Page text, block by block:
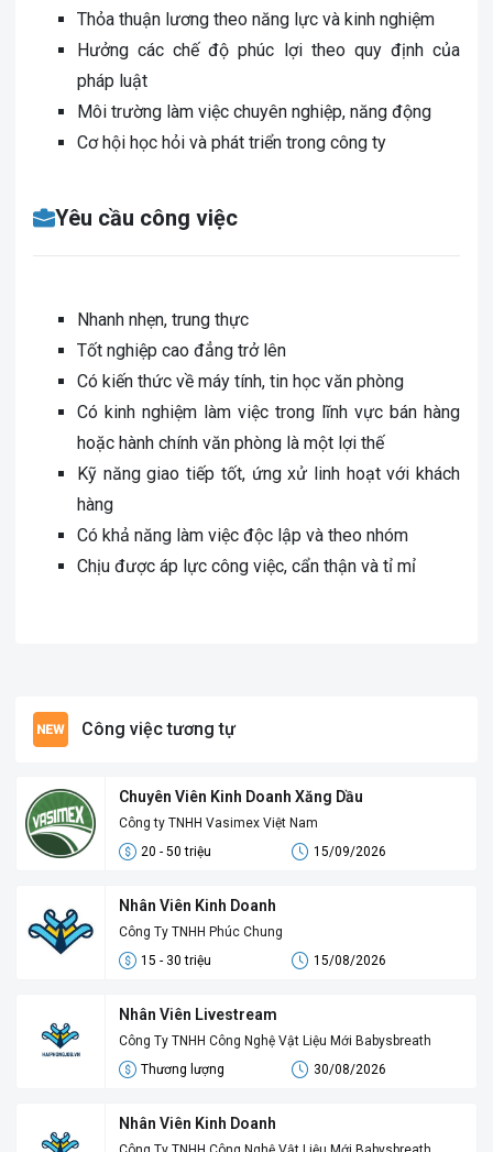
Thỏa thuận lương theo năng lực và kinh nghiệm
Hưởng các chế độ phúc lợi theo quy định của
pháp luật
Môi trường làm việc chuyên nghiệp, năng động
Cơ hội học hỏi và phát triển trong công ty
Yêu cầu công việc
Nhanh nhẹn, trung thực
Tốt nghiệp cao đẳng trở lên
Có kiến thức về máy tính, tin học văn phòng
Có kinh nghiệm làm việc trong lĩnh vực bán hàng
hoặc hành chính văn phòng là một lợi thế
Kỹ năng giao tiếp tốt, ứng xử linh hoạt với khách
hàng
Có khả năng làm việc độc lập và theo nhóm
Chịu được áp lực công việc, cẩn thận và tỉ mỉ
Công việc tương tự
Chuyên Viên Kinh Doanh Xăng Dầu
Công ty TNHH Vasimex Việt Nam
20 - 50 triệu
15/09/2026
Nhân Viên Kinh Doanh
Công Ty TNHH Phúc Chung
15 - 30 triệu
15/08/2026
Nhân Viên Livestream
Công Ty TNHH Công Nghệ Vật Liệu Mới Babysbreath
Thương lượng
30/08/2026
Nhân Viên Kinh Doanh